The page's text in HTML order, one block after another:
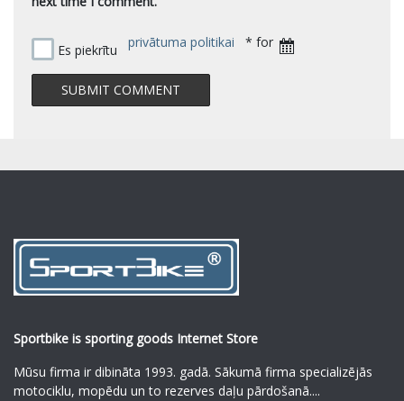
Es piekrītu privātuma politikai * for
Sportbike is sporting goods Internet Store
Mūsu firma ir dibināta 1993. gadā. Sākumā firma specializējās
motociklu, mopēdu un to rezerves daļu pārdošanā....